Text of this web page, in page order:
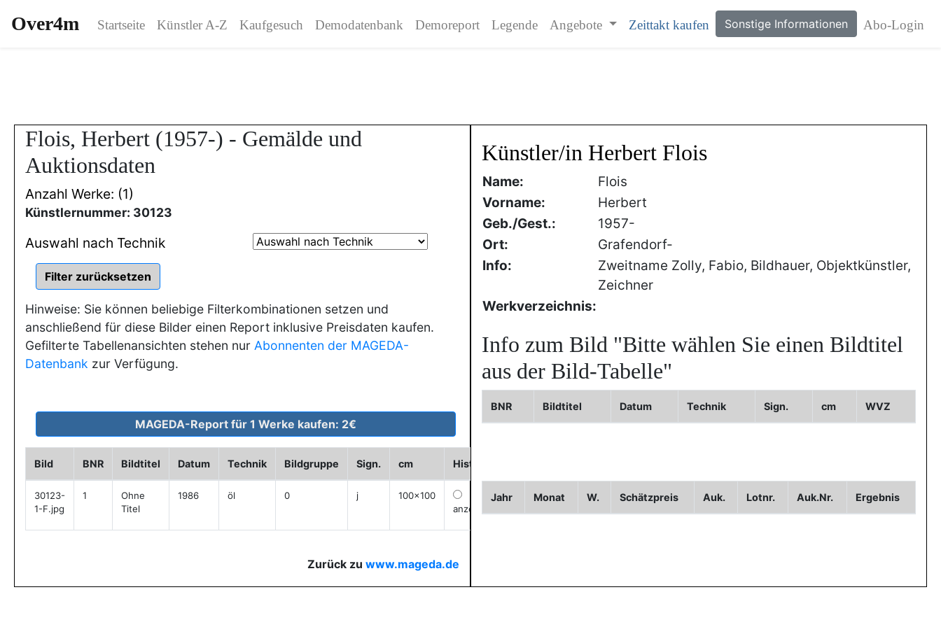
Over4m Startseite Künstler A-Z Kaufgesuch Demodatenbank Demoreport Legende Angebote Zeittakt kaufen Sonstige Informationen Abo-Login
Flois, Herbert (1957-) - Gemälde und
Auktionsdaten
Anzahl Werke: (1)
Künstlernummer: 30123
Auswahl nach Technik
Hinweise: Sie können beliebige Filterkombinationen setzen und
anschließend für diese Bilder einen Report inklusive Preisdaten kaufen.
Gefilterte Tabellenansichten stehen nur Abonnenten der MAGEDA-
Datenbank zur Verfügung.
Bild BNR Bildtitel Datum Technik Bildgruppe Sign. cm Historie
30123-
1-F.jpg
1
Ohne
Titel
1986 öl 0 j
100x100
anzeigen
Zurück zu www.mageda.de
Künstler/in Herbert Flois
Name:
Flois
Vorname:
Herbert
Geb./Gest.:
1957-
Ort:
Grafendorf-
Info:
Zweitname Zolly, Fabio, Bildhauer, Objektkünstler,
Zeichner
Werkverzeichnis:
Info zum Bild "Bitte wählen Sie einen Bildtitel
aus der Bild-Tabelle"
BNR Bildtitel Datum Technik Sign. cm WVZ
Jahr Monat W. Schätzpreis Auk. Lotnr. Auk.Nr. Ergebnis